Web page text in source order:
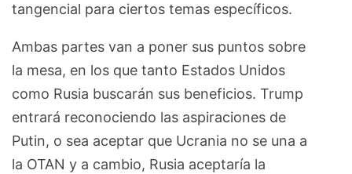
tangencial para ciertos temas específicos.
Ambas partes van a poner sus puntos sobre
la mesa, en los que tanto Estados Unidos
como Rusia buscarán sus beneficios. Trump
entrará reconociendo las aspiraciones de
Putin, o sea aceptar que Ucrania no se una a
la OTAN y a cambio, Rusia aceptaría la